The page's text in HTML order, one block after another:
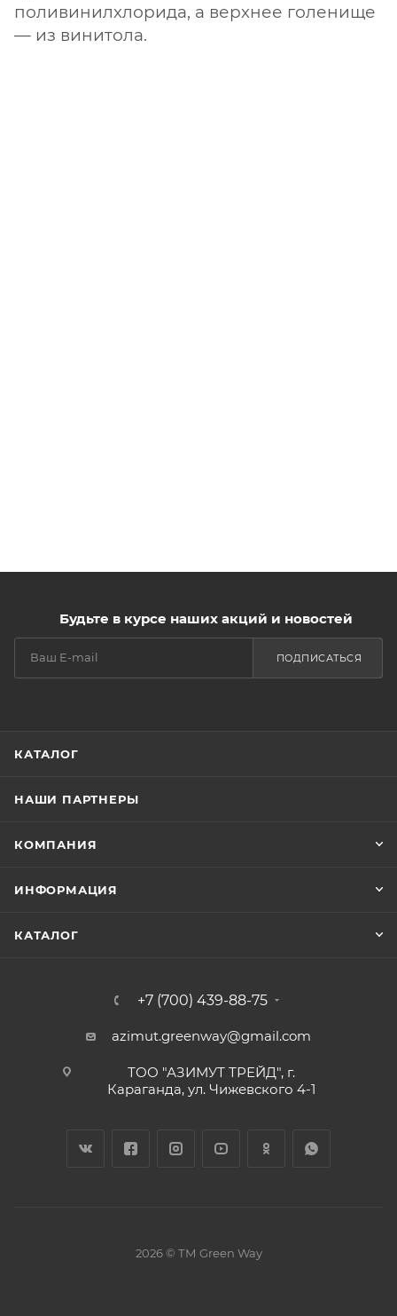
поливинилхлорида, а верхнее голенище
— из винитола.
Будьте в курсе наших акций и новостей
ПОДПИСАТЬСЯ
КАТАЛОГ
НАШИ ПАРТНЕРЫ
КОМПАНИЯ
ИНФОРМАЦИЯ
КАТАЛОГ
+7 (700) 439-88-75
azimut.greenway@gmail.com
ТОО "АЗИМУТ ТРЕЙД", г.
Караганда, ул. Чижевского 4-1
2026 © ТМ Green Way